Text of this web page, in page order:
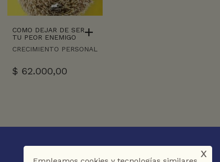
COMO DEJAR DE SER
TU PEOR ENEMIGO
CRECIMIENTO PERSONAL
$ 62.000,00
x